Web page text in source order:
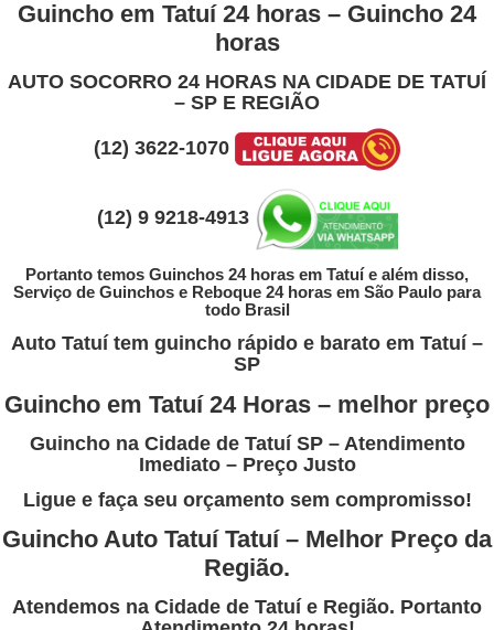
conteúdo
Guincho em Tatuí 24 horas – Guincho 24
horas
AUTO SOCORRO 24 HORAS NA CIDADE DE TATUÍ
– SP E REGIÃO
(12) 3622-1070
(12) 9 9218-4913
Portanto temos Guinchos 24 horas em Tatuí e além disso,
Serviço de Guinchos e Reboque 24 horas em São Paulo para
todo Brasil
Auto Tatuí tem guincho rápido e barato em Tatuí –
SP
Guincho em Tatuí 24 Horas – melhor preço
Guincho na Cidade de Tatuí SP– Atendimento
Imediato – Preço Justo
Ligue e faça seu orçamento sem compromisso!
Guincho Auto Tatuí Tatuí – Melhor Preço da
Região.
Atendemos na Cidade de Tatuí e Região. Portanto